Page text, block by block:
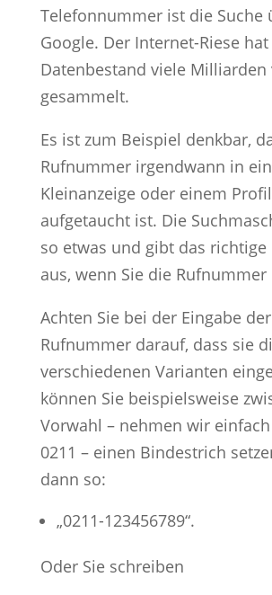
Telefonnummer ist die Suche
Google. Der Internet-Riese
Datenbestand viele Milliarden
gesammelt.
Es ist zum Beispiel denkbar,
Rufnummer irgendwann in
Kleinanzeige oder einem Profil
aufgetaucht ist. Die
so etwas und gibt das richtige
aus, wenn Sie die Rufnummer
Achten Sie bei der Eingabe der
Rufnummer darauf, dass sie
verschiedenen Varianten
können Sie beispielsweise
Vorwahl – nehmen wir
0211 – einen Bindestrich
dann so:
„0211-123456789“.
Oder Sie schreiben